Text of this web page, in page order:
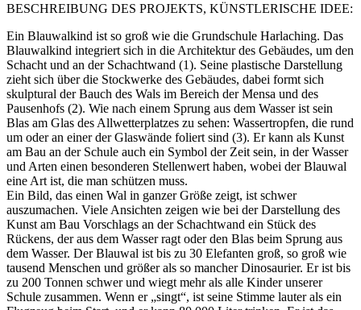
BESCHREIBUNG DES PROJEKTS, KÜNSTLERISCHE IDEE:
Ein Blauwalkind ist so groß wie die Grundschule Harlaching. Das
Blauwalkind integriert sich in die Architektur des Gebäudes, um den
Schacht und an der Schachtwand (1). Seine plastische Darstellung
zieht sich über die Stockwerke des Gebäudes, dabei formt sich
skulptural der Bauch des Wals im Bereich der Mensa und des
Pausenhofs (2). Wie nach einem Sprung aus dem Wasser ist sein
Blas am Glas des Allwetterplatzes zu sehen: Wassertropfen, die rund
um oder an einer der Glaswände foliert sind (3). Er kann als Kunst
am Bau an der Schule auch ein Symbol der Zeit sein, in der Wasser
und Arten einen besonderen Stellenwert haben, wobei der Blauwal
eine Art ist, die man schützen muss.
Ein Bild, das einen Wal in ganzer Größe zeigt, ist schwer
auszumachen. Viele Ansichten zeigen wie bei der Darstellung des
Kunst am Bau Vorschlags an der Schachtwand ein Stück des
Rückens, der aus dem Wasser ragt oder den Blas beim Sprung aus
dem Wasser. Der Blauwal ist bis zu 30 Elefanten groß, so groß wie
tausend Menschen und größer als so mancher Dinosaurier. Er ist bis
zu 200 Tonnen schwer und wiegt mehr als alle Kinder unserer
Schule zusammen. Wenn er „singt“, ist seine Stimme lauter als ein